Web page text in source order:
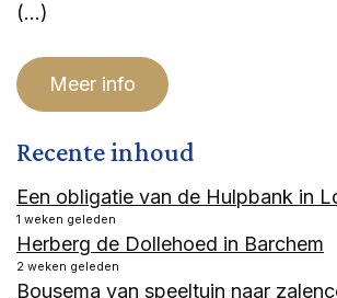
(…)
Meer info
Recente inhoud
Een obligatie van de Hulpbank in
1 weken geleden
Herberg de Dollehoed in Barchem
2 weken geleden
Bousema van speeltuin naar